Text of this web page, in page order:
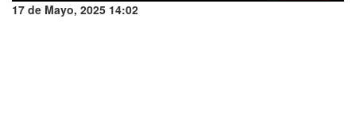
17 de Mayo, 2025 14:02